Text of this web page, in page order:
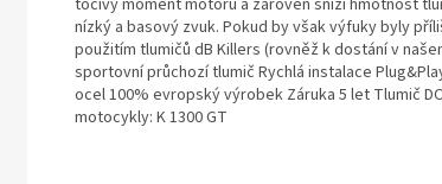
nízký a basový zvuk. Pokud by však výfuky byly
použitím tlumičů dB Killers (rovněž k dostání v
sportovní průchozí tlumič Rychlá instalace
ocel 100% evropský výrobek Záruka 5 let Tlumič
motocykly: K 1300 GT